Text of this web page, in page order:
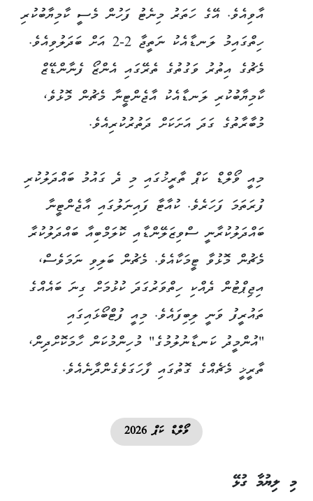
އާވިއެވެ. އޭގެ ހަތަރު މިނެޓު ފަހުން މެސީ ކާމިޔާބުކުރި
ހިތްގައިމު ލަނޑާއެކު ނަތީޖާ 2-2 އަށް ބަދަލުވިއެވެ.
މެޗުގެ އިތުރު ވަގުތުގެ ތެރޭގައި އެންޒޯ ފެނާންޑޭޒް
ކާމިޔާބުކުރި ލަނޑާއެކު އާޖެންޓީނާ މެޗުން މޮޅުވެ،
މުބާރާތުގެ ގަދަ އަށަކަށް ދަތުރުކުރިއެވެ.
މިއީ ވޯލްޑް ކަޕް ތާރީޚުގައި މި ދެ ގައުމު ބައްދަލުކުރި
ފުރަތަމަ ފަހަރެވެ. ކުއާޓާ ފައިނަލުގައި އާޖެންޓީނާ
ބައްދަލުކުރާނީ ސްވިޒަލޭންޑާއި ކޮލަމްބިއާ ބައްދަލުކުރާ
މެޗުން މޮޅުވާ ޓީމަކާއެވެ. މެޗުން ބަލިވި ނަމަވެސް،
އިޖިޕްޓުން ދެއްކި ހިތްވަރުގަދަ ކުޅުމަށް ގިނަ ބައެއްގެ
ތައުރީފު ވަނީ ލިބިފައެވެ. މިއީ ފުޓްބޯޅައިގައި
"އުންމީދު ކަނޑާނުލުމުގެ" މުހިންމުކަން ހާމަކޮށްދިން،
ތާރީޚީ މެޗެއްގެ ގޮތުގައި ފާހަގަވެގެންދާނެއެވެ.
ވޯލްޑް ކަޕް 2026
މި ލިޔުމާ ގުޅޭ